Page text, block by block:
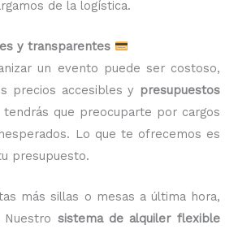
de la logística.
y transparentes
un evento puede ser costoso,
precios accesibles y presupuestos
tendrás que preocuparte por cargos
Lo que te ofrecemos es
presupuesto.
más sillas o mesas a última hora,
sistema de alquiler flexible